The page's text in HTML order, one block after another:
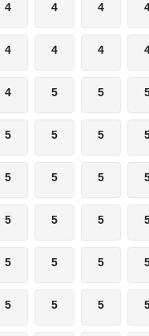
4 4 4
4 4 4
4 5 5
5 5 5
5 5 5
5 5 5
5 5 5
5 5 5